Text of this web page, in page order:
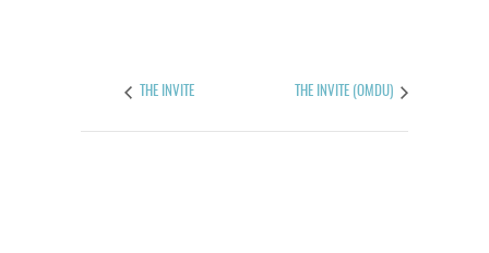
THE INVITE THE INVITE (OMDU)